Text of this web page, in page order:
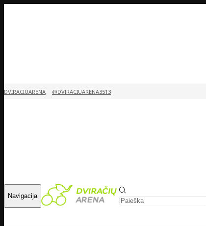
DVIRACIUARENA @DVIRACIUARENA3513
Navigacija